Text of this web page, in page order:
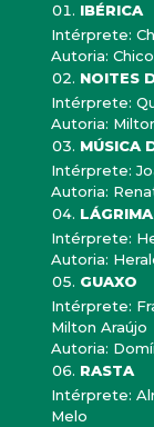
IBÉRICA
Intérprete:
Autoria:
NOITES
Intérprete:
Autoria:
MÚSICA
Intérprete:
Autoria:
Intérprete:
Autoria:
GUAXO
Intérprete:
Milton Araújo
Autoria:
RASTA
Intérprete:
Melo